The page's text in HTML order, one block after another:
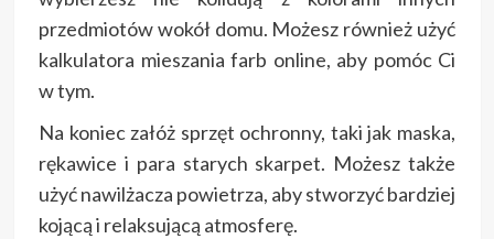
przedmiotów wokół domu. Możesz również użyć
kalkulatora mieszania farb online, aby pomóc Ci
w tym.
Na koniec załóż sprzęt ochronny, taki jak maska,
rękawice i para starych skarpet. Możesz także
użyć nawilżacza powietrza, aby stworzyć bardziej
kojącą i relaksującą atmosferę.